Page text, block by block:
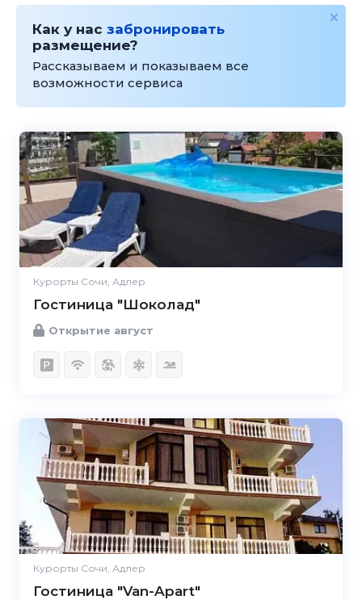
Как у нас забронировать
размещение?
Рассказываем и показываем все
возможности сервиса
Курорты Сочи, Адлер
Гостиница "Шоколад"
Открытие август
Курорты Сочи, Адлер
Гостиница "Van-Apart"